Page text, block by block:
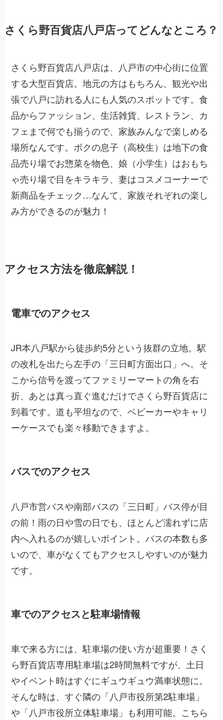
さくら野百貨店八戸店ってどんなところ？
さくら野百貨店八戸店は、八戸市の中心街に位置
する大型百貨店。地元の方はもちろん、観光や出
張で八戸に訪れる人にも人気のスポットです。食
品からファッション、生活雑貨、レストラン、カ
フェまで何でも揃うので、家族みんなで楽しめる
場所なんです。ボクの息子（高校生）は地下の食
品売り場でお惣菜を物色、娘（小学生）はおもち
ゃ売り場で目をキラキラ、妻はコスメコーナーで
新商品をチェック…なんて、家族それぞれの楽し
み方ができるのが魅力！
アクセス方法を徹底解説！
電車でのアクセス
JR本八戸駅から徒歩約5分という抜群の立地。駅
の改札を出たら左手の「三日町方面出口」へ。そ
こから信号を渡ってファミリーマートの角を右
折、あとは真っ直ぐ進むだけでさくら野百貨店に
到着です。道も平坦なので、ベビーカーやキャリ
ーケースでも楽々移動できますよ。
バスでのアクセス
八戸市営バスや南部バスの「三日町」バス停が目
の前！雨の日や雪の日でも、ほとんど濡れずに店
内へ入れるのが嬉しいポイント。バスの本数も多
いので、車がなくてもアクセスしやすいのが魅力
です。
車でのアクセスと駐車場情報
車で来る方には、駐車場の使い方が超重要！さく
ら野百貨店専用駐車場は2時間無料ですが、土日
やイベント時はすぐにギュウギュウ満車状態に。
そんな時は、すぐ隣の「八戸市役所第2駐車場」
や「八戸市役所立体駐車場」も利用可能。こちら